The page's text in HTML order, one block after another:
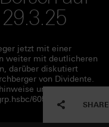
jetzt mit einer
weiter mit deutlicheren
darüber diskutiert
von Dividente.
unter
60590Qy7W
SHARE